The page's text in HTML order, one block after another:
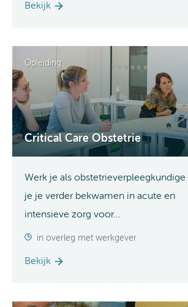
Bekijk
Opleiding
Critical Care Obstetrie
Werk je als
je je verder bekwamen in acute en
intensieve zorg voor...
in overleg met werkgever
Bekijk